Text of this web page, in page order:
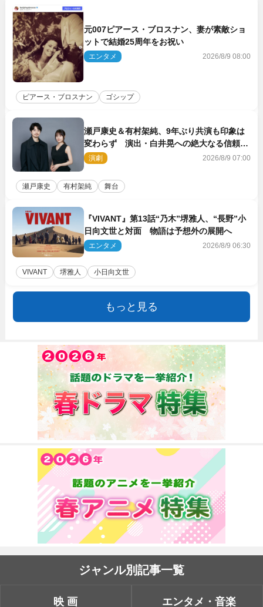
元007ピアース・ブロスナン、妻が素敵ショ
ットで結婚25周年をお祝い
エンタメ 2026/8/9 08:00
ピアース・ブロスナン ゴシップ
瀬戸康史＆有村架純、9年ぶり共演も印象は
変わらず 演出・白井晃への絶大なる信頼を
胸に舞台『キュー』に挑む
演劇 2026/8/9 07:00
瀬戸康史 有村架純 舞台
『VIVANT』第13話“乃木”堺雅人、“長野”小
日向文世と対面 物語は予想外の展開へ
エンタメ 2026/8/9 06:30
VIVANT 堺雅人 小日向文世
もっと見る
ジャンル別記事一覧
映画 エンタメ・音楽